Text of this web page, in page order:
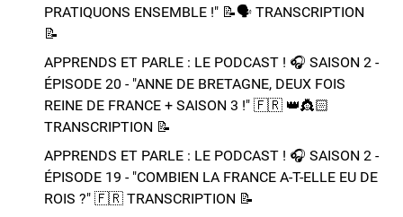
PRATIQUONS ENSEMBLE !" 📝​🗣️​​​​ TRANSCRIPTION
📝​
APPRENDS ET PARLE : LE PODCAST ! 🎧 SAISON 2 -
ÉPISODE 20 - "ANNE DE BRETAGNE, DEUX FOIS
REINE DE FRANCE + SAISON 3 !"​ 🇫🇷 👑​👸🏻​​
TRANSCRIPTION 📝​
APPRENDS ET PARLE : LE PODCAST ! 🎧 SAISON 2 -
ÉPISODE 19 - "COMBIEN LA FRANCE A-T-ELLE EU DE
ROIS ?"​ 🇫🇷​ TRANSCRIPTION 📝​